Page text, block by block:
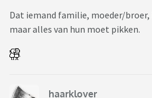
Dat iemand familie, moeder/
maar alles van hun moet pikken.
haarklover